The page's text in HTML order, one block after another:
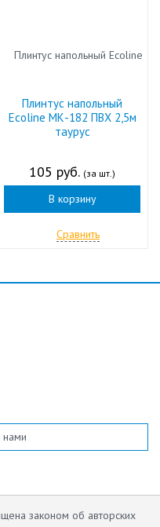
Плинтус напольный
Ecoline МК-182 ПВХ 2,5м
таурус
105 руб. (за шт.)
В корзину
Сравнить
нами
законом об авторских